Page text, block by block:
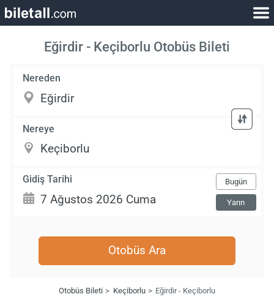
Eğirdir - Keçiborlu Otobüs Bileti
Nereden
Nereye
Gidiş Tarihi Bugün
Yarın
Otobüs Ara
Otobüs Bileti Keçiborlu Eğirdir - Keçiborlu